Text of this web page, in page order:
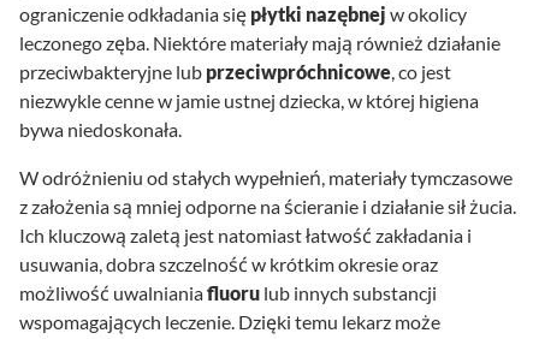
ograniczenie odkładania się płytki nazębnej w okolicy
leczonego zęba. Niektóre materiały mają również działanie
przeciwbakteryjne lub przeciwpróchnicowe, co jest
niezwykle cenne w jamie ustnej dziecka, w której higiena
bywa niedoskonała.
W odróżnieniu od stałych wypełnień, materiały tymczasowe
z założenia są mniej odporne na ścieranie i działanie sił żucia.
Ich kluczową zaletą jest natomiast łatwość zakładania i
usuwania, dobra szczelność w krótkim okresie oraz
możliwość uwalnianiafluoru lub innych substancji
wspomagających leczenie. Dzięki temu lekarz może